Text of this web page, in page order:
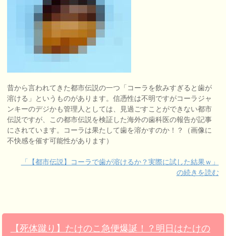
昔から言われてきた都市伝説の一つ「コーラを飲みすぎると歯が
溶ける」というものがあります。信憑性は不明ですがコーラジャ
ンキーのデジかも管理人としては、見過ごすことができない都市
伝説ですが、この都市伝説を検証した海外の歯科医の報告が記事
にされています。コーラは果たして歯を溶かすのか！？（画像に
不快感を催す可能性があります）
「【都市伝説】コーラで歯が溶けるか？実際に試した結果ｗ」
の続きを読む
【死体蹴り】たけのこ急便爆誕！？明日はたけの